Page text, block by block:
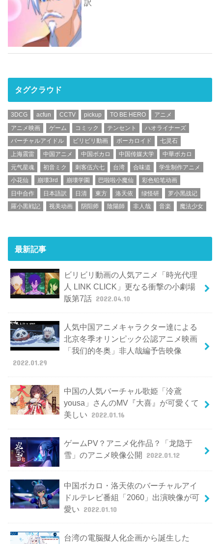
訳
タグクラウド
3DCG acfun CCTV pickup TO BE HERO
アニメ
アニメ映画
ゲーム コミック テンセント
ハオライナーズ
バーチャルアイドル
ビリビリ動画 ボーカロイド
七灵石
上海震雷
中国アニメ 中国ボカロ 中国传媒大学
中華ボカロ
元气星魂
初音ミク 刺客伍六七 台湾 合味道
学生制作アニメ
小花仙
崩壊3rd 崩壊学園 巴啦啦小魔仙
彩色铅笔动画
日中合作
日本語訳 日清 東方 洛天依 绿怪研
罗小黑战记
羅小黒戦記
视美动画 阴阳师 陰陽師 非人哉 音楽 魔法少女
最新記事
ビリビリ動画の人気アニメ「時光代理
人 LINK CLICK」更なる衝撃の小劇場
版第7話 2022.04.10
人気中国アニメキャラクター達による
北京冬季オリンピック公認アニメ映画
「我们的冬奥」非人哉編予告映像
2022.01.29
中国の人気バーチャル歌姫「泠鳶
yousa」さんのMV『大喜』が可愛くて
美しい 2022.01.16
ゲームPV？アニメ化作品？「龙隐于
雪」のアニメ映像公開 2022.01.12
中国ボカロ・洛天依のバーチャルアイ
ドルテレビ番組「2060」出演映像が可
愛い 2022.01.10
台湾の電脳擬人化企画から誕生した